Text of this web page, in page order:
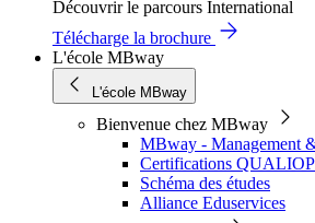
Découvrir le parcours International
Télécharge la brochure
L'école MBway
L'école MBway
Bienvenue chez MBway
MBway - Management
Certifications
Schéma des études
Alliance Eduservices